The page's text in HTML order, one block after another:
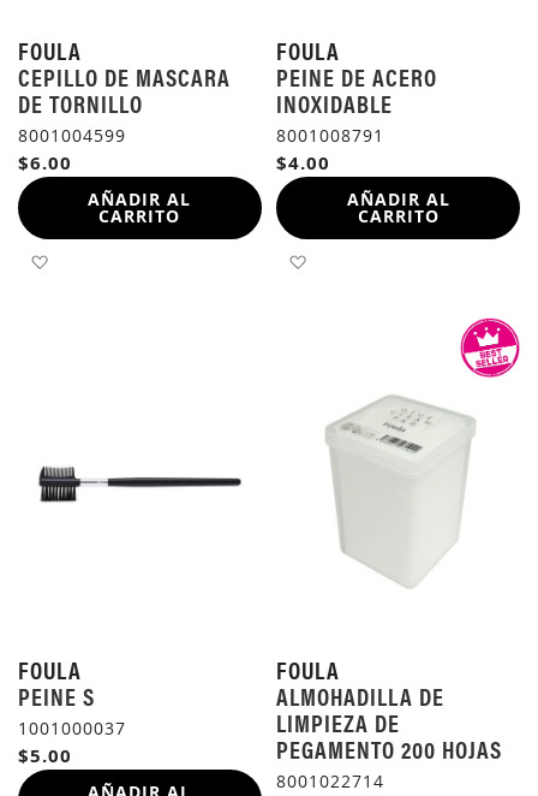
FOULA
CEPILLO DE MASCARA
DE TORNILLO
8001004599
$6.00
AÑADIR AL
CARRITO
AÑADIR A LA LISTA DE DESEOS
FOULA
PEINE DE ACERO
INOXIDABLE
8001008791
$4.00
AÑADIR AL
CARRITO
FOULA
PEINE S
1001000037
$5.00
FOULA
ALMOHADILLA DE
LIMPIEZA DE
PEGAMENTO 200 HOJAS
8001022714